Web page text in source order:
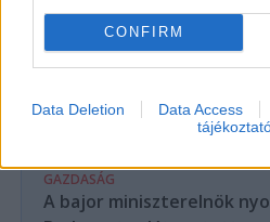
CONFIRM
Data Deletion Data Access
GAZDASÁG
A bajor miniszterelnök